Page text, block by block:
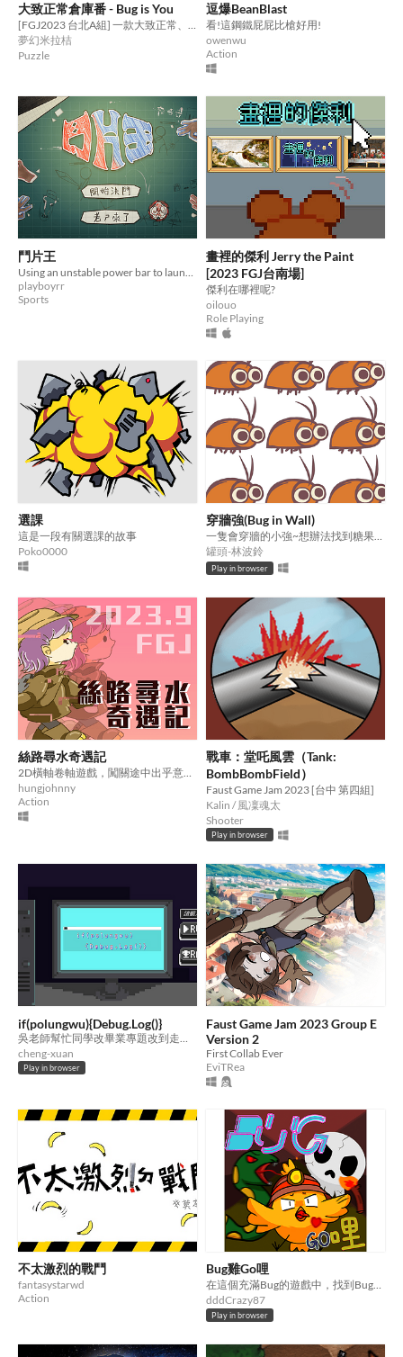
大致正常倉庫番 - Bug is You
[FGJ2023 台北A組] 一款大致正常、也只有一半正常的倉庫番。
夢幻米拉桔
Puzzle
逗爆BeanBlast
看!這鋼鐵屁屁比槍好用!
owenwu
Action
鬥片王
playboyrr
Sports
畫裡的傑利 Jerry the Paint
[2023 FGJ台南場]
傑利在哪裡呢?
oilouo
Role Playing
選課
這是一段有關選課的故事
Poko0000
穿牆強(Bug in Wall)
一隻會穿牆的小強~想辦法找到糖果罐ヾ(≧▽≦*)o
罐頭-林波鈴
Play in browser
絲路尋水奇遇記
2D橫軸卷軸遊戲，闖關途中出乎意料的變化才是關鍵，不放棄才會過關。
hungjohnny
Action
戰車：堂吒風雲（Tank:
BombBombField）
Faust Game Jam 2023 [台中 第四組]
Kalin / 風凜魂太
Shooter
Play in browser
if(polungwu){Debug.Log()}
cheng-xuan
Play in browser
Faust Game Jam 2023 Group E
Version 2
First Collab Ever
EviTRea
不太激烈的戰鬥
fantasystarwd
Action
Bug雞Go哩
在這個充滿Bug的遊戲中，找到Bug並讓遊戲恢復正常吧！
dddCrazy87
Play in browser